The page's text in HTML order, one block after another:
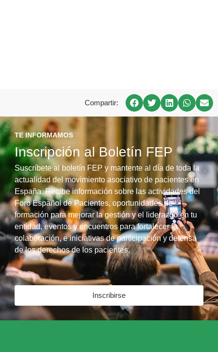
Compartir:
TE INFORMAMOS
Inscripción al Boletín FEP
Suscríbete al boletín FEP y mantente al día de toda la
actualidad del movimiento asociativo de pacientes en
España. Recibe información sobre las actividades del
Foro Español de Pacientes, oportunidades de
formación para mejorar la gestión y el liderazgo en tu
entidad, eventos y encuentros para fortalecer la
colaboración, e iniciativas de participación y defensa
de los derechos de los pacientes.
Inscribirse